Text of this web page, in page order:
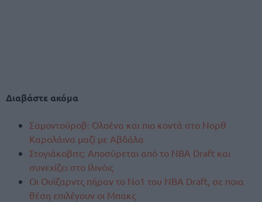
Διαβάστε ακόμα
Σαμοντούροβ: Ολοένα και πιο κοντά στο Νορθ
Καρολάινα μαζί με Αβδάλα
Στογιάκοβιτς: Αποσύρεται από το NBA Draft και
συνεχίζει στο Ιλινόις
Οι Ουίζαρντς πήραν το Νο1 του NBA Draft, σε ποια
θέση επιλέγουν οι Μπακς